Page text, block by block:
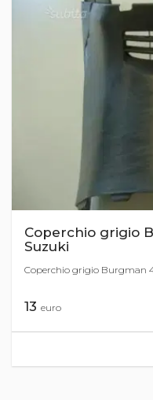
Coperchio grigio
Suzuki
Coperchio grigio Burgman
13 euro